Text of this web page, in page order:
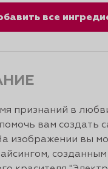
все
признаний в
вам создать
изображении вы